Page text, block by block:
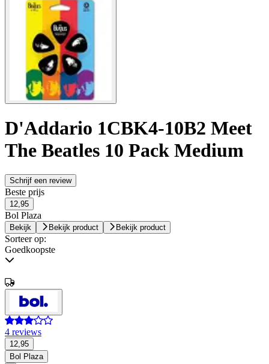
D'Addario 1CBK4-10B2 Meet
The Beatles 10 Pack Medium
Schrijf een review
Beste prijs
12,95
Bol Plaza
Bekijk Bekijk product Bekijk product
Sorteer op:
Goedkoopste
4 reviews
12,95
Bol Plaza